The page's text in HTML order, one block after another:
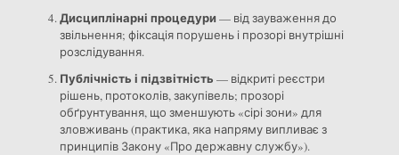
Дисциплінарні процедури— від зауваження до
звільнення; фіксація порушень і прозорі внутрішні
розслідування.
Публічність і підзвітність — відкриті реєстри
рішень, протоколів, закупівель; прозорі
обґрунтування, що зменшують «сірі зони» для
зловживань (практика, яка напряму випливає з
принципів Закону «Про державну службу»).